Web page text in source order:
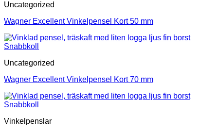
Uncategorized
Wagner Excellent Vinkelpensel Kort 50 mm
Snabbkoll
Uncategorized
Wagner Excellent Vinkelpensel Kort 70 mm
Snabbkoll
Vinkelpenslar